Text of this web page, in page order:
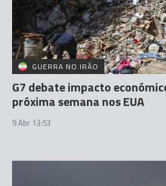
GUERRA NO IRÃO
G7 debate impacto
próxima semana nos EUA
9 Abr 13:53